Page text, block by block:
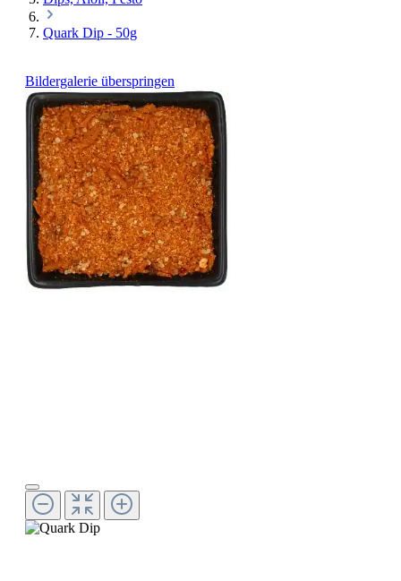
Quark Dip - 50g
Bildergalerie überspringen